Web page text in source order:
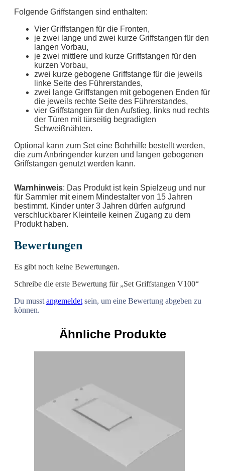
Folgende Griffstangen sind enthalten:
Vier Griffstangen für die Fronten,
je zwei lange und zwei kurze Griffstangen für den
langen Vorbau,
je zwei mittlere und kurze Griffstangen für den
kurzen Vorbau,
zwei kurze gebogene Griffstange für die jeweils
linke Seite des Führerstandes,
zwei lange Griffstangen mit gebogenen Enden für
die jeweils rechte Seite des Führerstandes,
vier Griffstangen für den Aufstieg, links nud rechts
der Türen mit türseitig begradigten
Schweißnähten.
Optional kann zum Set eine Bohrhilfe bestellt werden,
die zum Anbringender kurzen und langen gebogenen
Griffstangen genutzt werden kann.
Warnhinweis: Das Produkt ist kein Spielzeug und nur
für Sammler mit einem Mindestalter von 15 Jahren
bestimmt. Kinder unter 3 Jahren dürfen aufgrund
verschluckbarer Kleinteile keinen Zugang zu dem
Produkt haben.
Bewertungen
Es gibt noch keine Bewertungen.
Schreibe die erste Bewertung für „Set Griffstangen V100“
Du musst angemeldet sein, um eine Bewertung abgeben zu
können.
Ähnliche Produkte